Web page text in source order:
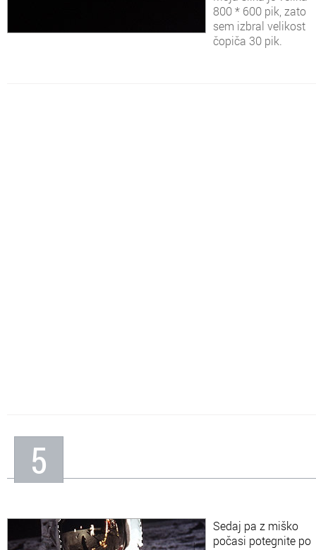
800 * 600 pik, zato
sem izbral velikost
čopiča 30 pik.
5
Sedaj pa z miško
počasi potegnite po